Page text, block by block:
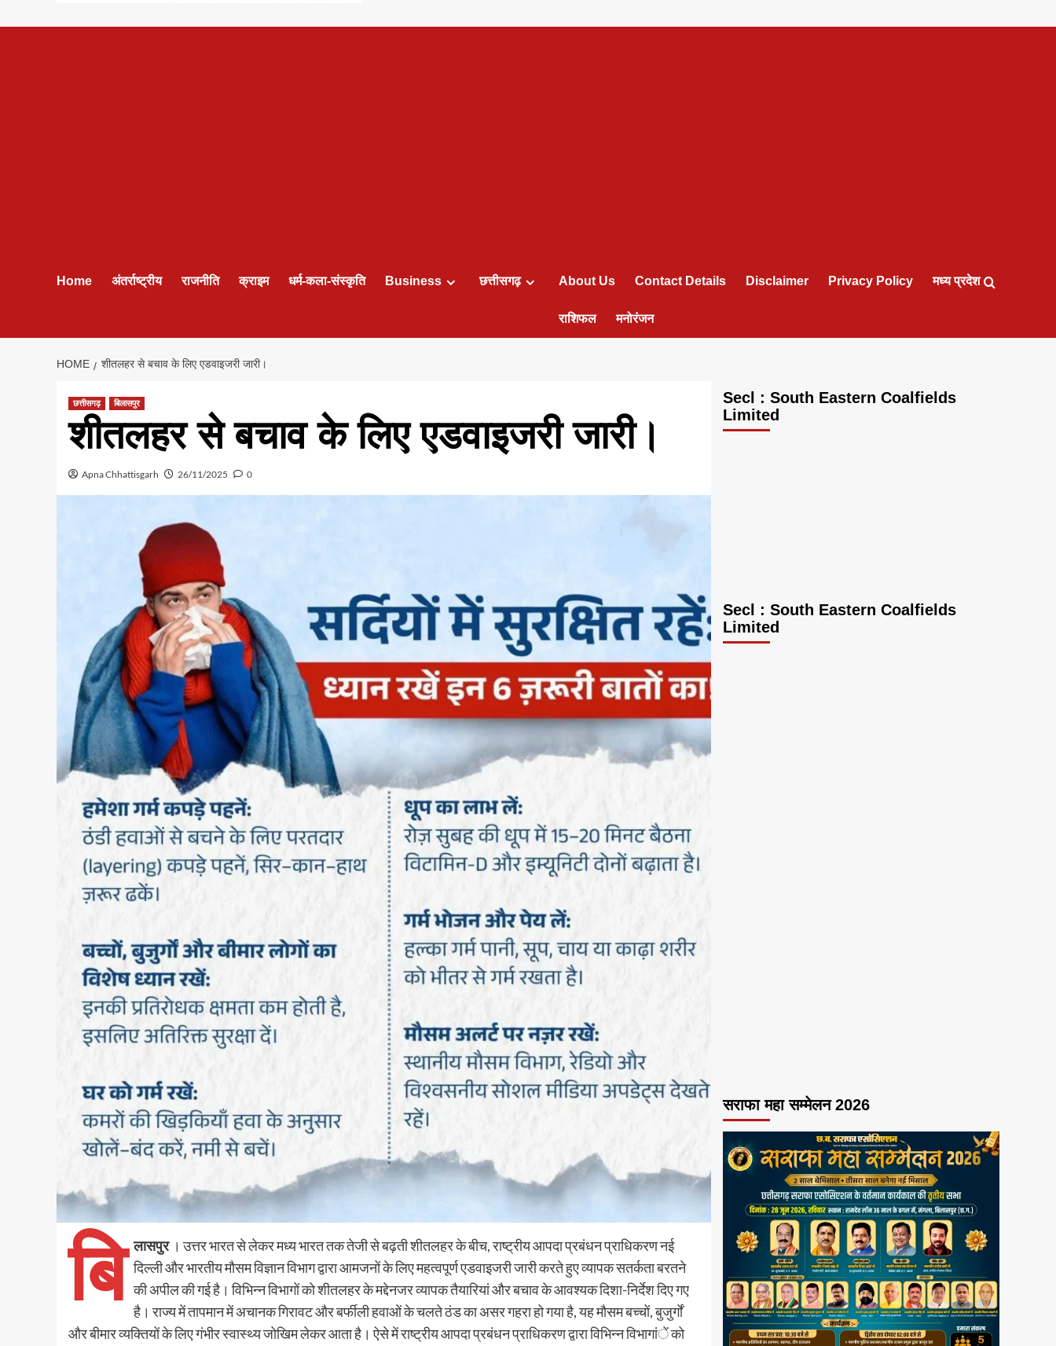
Home अंतर्राष्ट्रीय राजनीति क्राइम धर्म-कला-संस्कृति Business छत्तीसगढ़ About Us Contact Details Disclaimer Privacy Policy मध्य प्रदेश
राशिफल मनोरंजन
HOME शीतलहर से बचाव के लिए एडवाइजरी जारी।
छत्तीसगढ़ बिलासपुर
शीतलहर से बचाव के लिए एडवाइजरी जारी।
Apna Chhattisgarh 26/11/2025 0
बि लासपुर। उत्तर भारत से लेकर मध्य भारत तक तेजी से बढ़ती शीतलहर के बीच, राष्ट्रीय आपदा प्रबंधन प्राधिकरण नई
दिल्ली और भारतीय मौसम विज्ञान विभाग द्वारा आमजनों के लिए महत्वपूर्ण एडवाइजरी जारी करते हुए व्यापक सतर्कता बरतने
की अपील की गई है। विभिन्न विभागों को शीतलहर के मद्देनजर व्यापक तैयारियां और बचाव के आवश्यक दिशा-निर्देश दिए गए
है। राज्य में तापमान में अचानक गिरावट और बर्फीली हवाओं के चलते ठंड का असर गहरा हो गया है, यह मौसम बच्चों, बुजुर्गों
और बीमार व्यक्तियों के लिए गंभीर स्वास्थ्य जोखिम लेकर आता है। ऐसे में राष्ट्रीय आपदा प्रबंधन प्राधिकरण द्वारा विभिन्न विभागांें को
Secl : South Eastern Coalfields
Limited
Secl : South Eastern Coalfields
Limited
सराफा महा सम्मेलन 2026